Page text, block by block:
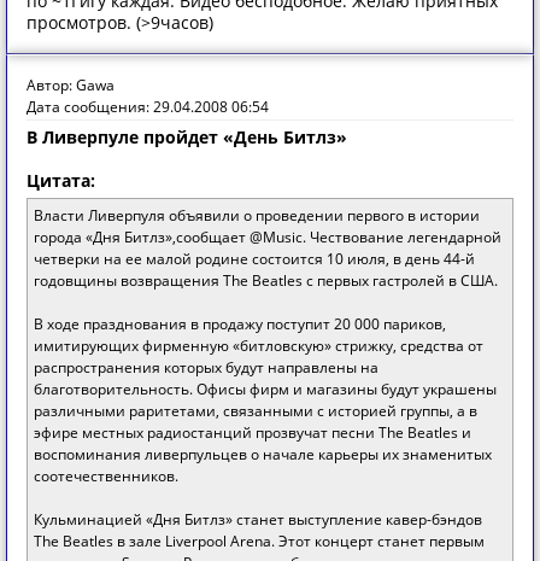
просмотров. (>9часов)
Автор: Gawa
Дата сообщения: 29.04.2008 06:54
В Ливерпуле пройдет «День Битлз»
Цитата:
Власти Ливерпуля объявили о проведении первого в истории
города «Дня Битлз»,сообщает @Music. Чествование легендарной
четверки на ее малой родине состоится 10 июля, в день 44-й
годовщины возвращения The Beatles с первых гастролей в США.
В ходе празднования в продажу поступит 20 000 париков,
имитирующих фирменную «битловскую» стрижку, средства от
распространения которых будут направлены на
благотворительность. Офисы фирм и магазины будут украшены
различными раритетами, связанными с историей группы, а в
эфире местных радиостанций прозвучат песни The Beatles и
воспоминания ливерпульцев о начале карьеры их знаменитых
соотечественников.
Кульминацией «Дня Битлз» станет выступление кавер-бэндов
The Beatles в зале Liverpool Arena. Этот концерт станет первым